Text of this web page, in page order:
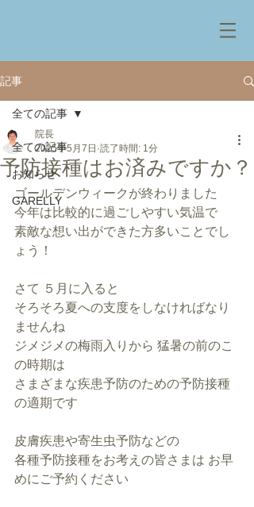
記事
全ての記事
お知らせ
GARELLY
全ての記事
予防接種はお済みですか？
院長
2025年5月7日 読了時間: 1分
ゴールデンウィークが終わりました
今年は比較的に過ごしやすい気温で
素敵な想い出ができた方多いことでし
ょう！
さて ５月に入ると
そろそろ夏への支度をしなければなり
ませんね
ジメジメの梅雨入りから 猛暑の前のこ
の時期は
さまざまな疾患予防のための予防接種
の適期です
皮膚疾患や寄生虫予防などの
各種予防接種をお考えの皆さまは お早
めにご予約ください